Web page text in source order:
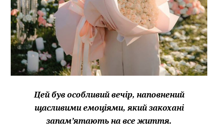
Цей був особливий вечір, наповнений
щасливими емоціями, який закохані
запам’ятають на все життя.